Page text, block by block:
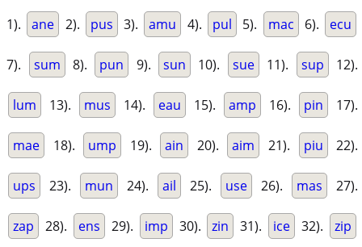
1). ane 2). pus 3). amu 4). pul 5). mac 6). ecu
7). sum 8). pun 9). sun 10). sue 11). sup 12).
lum 13). mus 14). eau 15). amp 16). pin 17).
mae 18). ump 19). ain 20). aim 21). piu 22).
ups 23). mun 24). ail 25). use 26). mas 27).
zap 28). ens 29). imp 30). zin 31). ice 32). zip